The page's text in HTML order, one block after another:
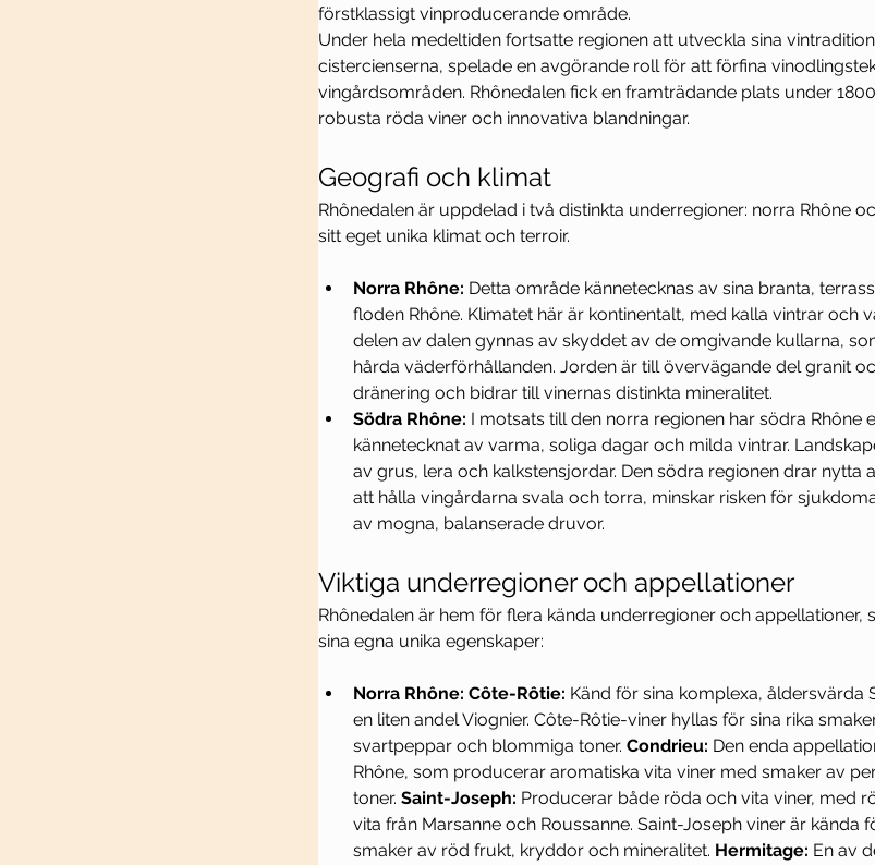
förstklassigt vinproducerande område.
Under hela medeltiden fortsatte regionen att utveckla sina
cistercienserna, spelade en avgörande roll för att förfina
vingårdsområden. Rhônedalen fick en framträdande plats under
robusta röda viner och innovativa blandningar.
Geografi och klimat
Rhônedalen är uppdelad i två distinkta underregioner: norra Rhône
sitt eget unika klimat och terroir.
Norra Rhône: Detta område kännetecknas av sina branta,
floden Rhône. Klimatet här är kontinentalt, med kalla vintrar och
delen av dalen gynnas av skyddet av de omgivande kullarna,
hårda väderförhållanden. Jorden är till övervägande del granit
dränering och bidrar till vinernas distinkta mineralitet.
Södra Rhône: I motsats till den norra regionen har södra Rhône
kännetecknat av varma, soliga dagar och milda vintrar.
av grus, lera och kalkstensjordar. Den södra regionen drar nytta
att hålla vingårdarna svala och torra, minskar risken för
av mogna, balanserade druvor.
Viktiga underregioner och appellationer
Rhônedalen är hem för flera kända underregioner och
sina egna unika egenskaper:
Norra Rhône: Côte-Rôtie: Känd för sina komplexa, åldersvärda
en liten andel Viognier. Côte-Rôtie-viner hyllas för sina rika
svartpeppar och blommiga toner. Condrieu: Den enda
Rhône, som producerar aromatiska vita viner med smaker av
toner. Saint-Joseph: Producerar både röda och vita viner, med
vita från Marsanne och Roussanne. Saint-Joseph viner är kända
smaker av röd frukt, kryddor och mineralitet. Hermitage: En av